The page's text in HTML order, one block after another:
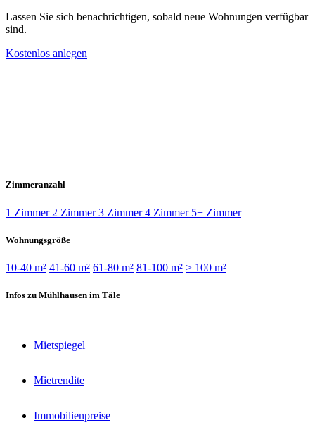
Lassen Sie sich benachrichtigen, sobald neue Wohnungen verfügbar
sind.
Kostenlos anlegen
Zimmeranzahl
1 Zimmer 2 Zimmer 3 Zimmer 4 Zimmer 5+ Zimmer
Wohnungsgröße
10-40 m² 41-60 m² 61-80 m² 81-100 m² > 100 m²
Infos zu Mühlhausen im Täle
Mietspiegel
Mietrendite
Immobilienpreise